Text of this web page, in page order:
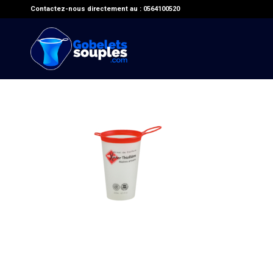
Contactez-nous directement au : 0564100520